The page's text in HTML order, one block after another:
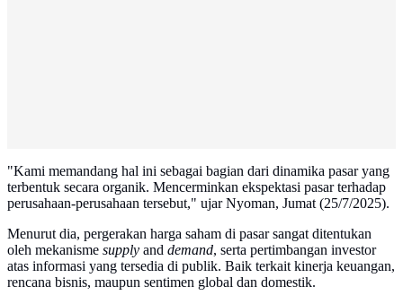
"Kami memandang hal ini sebagai bagian dari dinamika pasar yang
terbentuk secara organik. Mencerminkan ekspektasi pasar terhadap
perusahaan-perusahaan tersebut," ujar Nyoman, Jumat (25/7/2025).
Menurut dia, pergerakan harga saham di pasar sangat ditentukan
oleh mekanisme supply and demand, serta pertimbangan investor
atas informasi yang tersedia di publik. Baik terkait kinerja keuangan,
rencana bisnis, maupun sentimen global dan domestik.